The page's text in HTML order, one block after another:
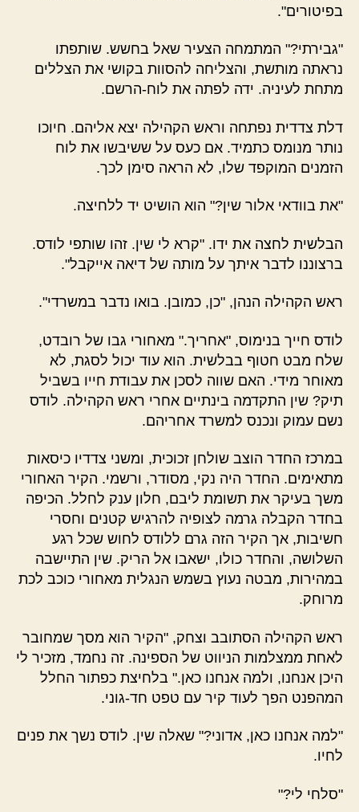
בפיטורים".
"גבירתי?" המתמחה הצעיר שאל בחשש. שותפתו
נראתה מותשת, והצליחה להסוות בקושי את הצללים
מתחת לעיניה. ידה לפתה את לוח-הרשם.
דלת צדדית נפתחה וראש הקהילה יצא אליהם. חיוכו
נותר מנומס כתמיד. אם כעס על ששיבשו את לוח
הזמנים המוקפד שלו, לא הראה סימן לכך.
"את בוודאי אלור שין?" הוא הושיט יד ללחיצה.
הבלשית לחצה את ידו. "קרא לי שין. זהו שותפי לודס.
ברצוננו לדבר איתך על מותה של דיאה אייקבל".
ראש הקהילה הנהן, "כן, כמובן. בואו נדבר במשרדי".
לודס חייך בנימוס, "אחריך." מאחורי גבו של רובדט,
שלח מבט חטוף בבלשית. הוא עוד יכול לסגת, לא
מאוחר מידי. האם שווה לסכן את עבודת חייו בשביל
תיק? שין התקדמה בינתיים אחרי ראש הקהילה. לודס
נשם עמוק ונכנס למשרד אחריהם.
במרכז החדר הוצב שולחן זכוכית, ומשני צדדיו כיסאות
מתאימים. החדר היה נקי, מסודר, ורשמי. הקיר האחורי
משך בעיקר את תשומת ליבם, חלון ענק לחלל. הכיפה
בחדר הקבלה גרמה לצופיה להרגיש קטנים וחסרי
חשיבות, אך הקיר הזה גרם ללודס לחוש שכל רגע
השלושה, והחדר כולו, ישאבו אל הריק. שין התיישבה
במהירות, מבטה נעוץ בשמש הנגלית מאחורי כוכב לכת
מרוחק.
ראש הקהילה הסתובב וצחק, "הקיר הוא מסך שמחובר
לאחת ממצלמות הניווט של הספינה. זה נחמד, מזכיר לי
היכן אנחנו, ולמה אנחנו כאן." בלחיצת כפתור החלל
המהפנט הפך לעוד קיר עם טפט חד-גוני.
"למה אנחנו כאן, אדוני?" שאלה שין. לודס נשך את פנים
לחיו.
"סלחי לי?"